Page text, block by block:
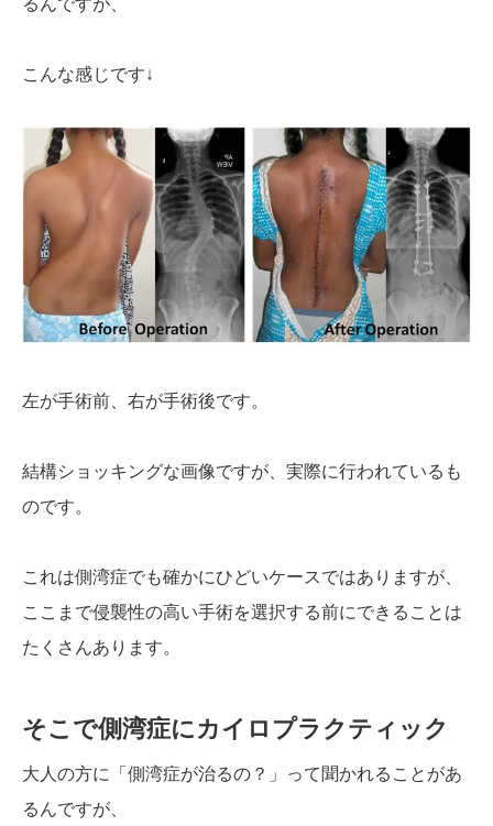
こんな感じです↓
左が手術前、右が手術後です。
結構ショッキングな画像ですが、実際に行われているも
のです。
これは側湾症でも確かにひどいケースではありますが、
ここまで侵襲性の高い手術を選択する前にできることは
たくさんあります。
そこで側湾症にカイロプラクティック
大人の方に「側湾症が治るの？」って聞かれることがあ
るんですが、